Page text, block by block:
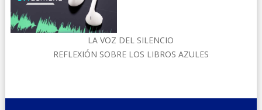
LA VOZ DEL SILENCIO
REFLEXIÓN SOBRE LOS LIBROS AZULES